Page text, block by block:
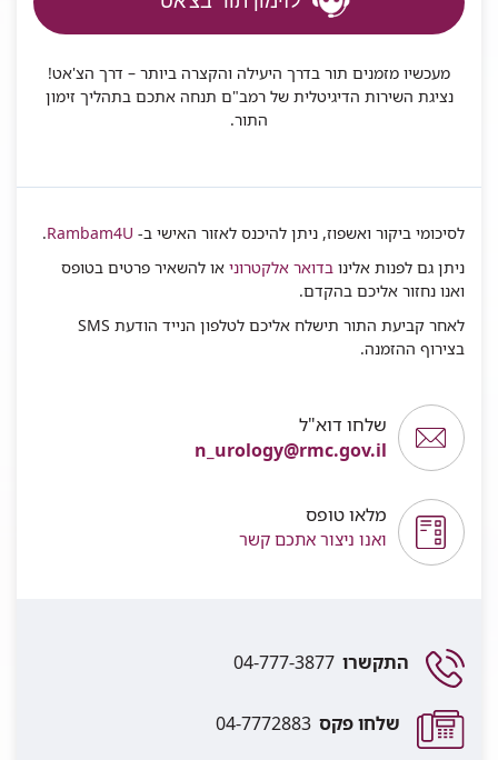
מעכשיו מזמנים תור בדרך היעילה והקצרה ביותר – דרך הצ'אט!
נציגת השירות הדיגיטלית של רמב"ם תנחה אתכם בתהליך זימון
התור.
לסיכומי ביקור ואשפוז, ניתן להיכנס לאזור האישי ב- Rambam4U
.
ניתן גם לפנות אלינו בדואר אלקטרוני או להשאיר פרטים בטופס
ואנו נחזור אליכם בהקדם.
לאחר קביעת התור תישלח אליכם לטלפון הנייד הודעת SMS
בצירוף ההזמנה.
שלחו דוא"ל
n_urology@rmc.gov.il
מלאו טופס
ואנו ניצור אתכם קשר
התקשרו 04-777-3877
שלחו פקס 04-7772883